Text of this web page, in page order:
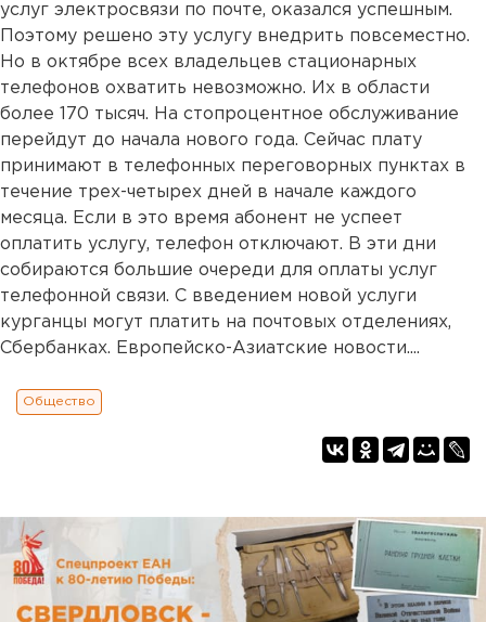
услуг электросвязи по почте, оказался успешным.
Поэтому решено эту услугу внедрить повсеместно.
Но в октябре всех владельцев стационарных
телефонов охватить невозможно. Их в области
более 170 тысяч. На стопроцентное обслуживание
перейдут до начала нового года. Сейчас плату
принимают в телефонных переговорных пунктах в
течение трех-четырех дней в начале каждого
месяца. Если в это время абонент не успеет
оплатить услугу, телефон отключают. В эти дни
собираются большие очереди для оплаты услуг
телефонной связи. С введением новой услуги
курганцы могут платить на почтовых отделениях,
Сбербанках. Европейско-Азиатские новости....
Общество